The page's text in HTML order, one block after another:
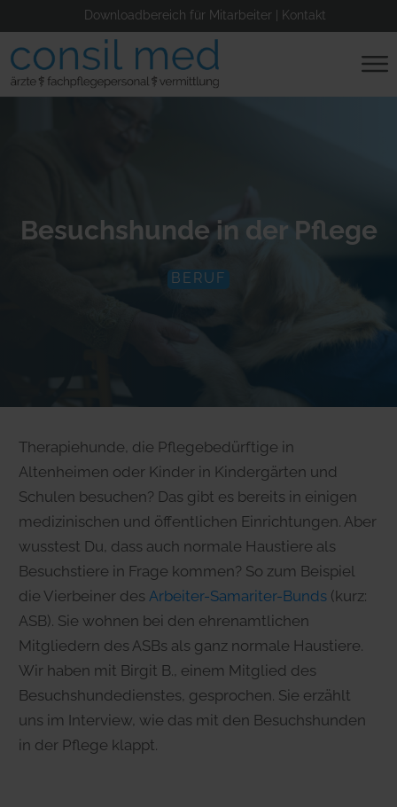
Downloadbereich für Mitarbeiter Kontakt
Besuchshunde in der Pflege
BERUF
Therapiehunde, die Pflegebedürftige in
Altenheimen oder Kinder in Kindergärten und
Schulen besuchen? Das gibt es bereits in einigen
medizinischen und öffentlichen Einrichtungen. Aber
wusstest Du, dass auch normale Haustiere als
Besuchstiere in Frage kommen? So zum Beispiel
die Vierbeiner des Arbeiter-Samariter-Bunds (kurz:
ASB). Sie wohnen bei den ehrenamtlichen
Mitgliedern des ASBs als ganz normale Haustiere.
Wir haben mit Birgit B., einem Mitglied des
Besuchshundedienstes, gesprochen. Sie erzählt
uns im Interview, wie das mit den Besuchshunden
in der Pflege klappt.